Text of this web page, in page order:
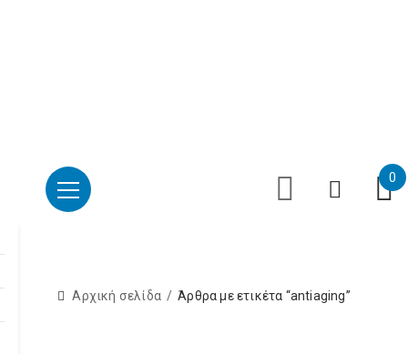
0
Αρχική σελίδα Άρθρα με ετικέτα “antiaging”